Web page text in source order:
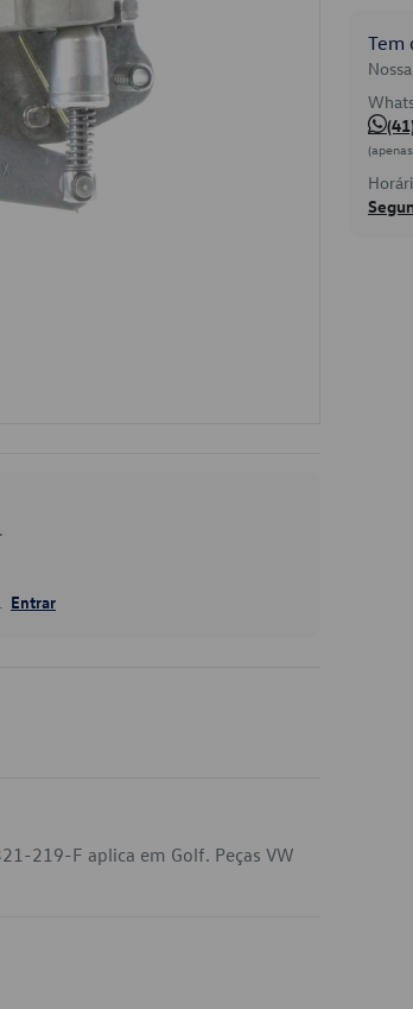
Entrar
219-F aplica em Golf. Peças VW
Tem